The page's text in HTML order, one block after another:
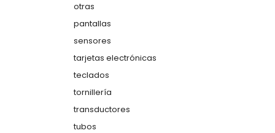
otras
pantallas
sensores
tarjetas electrónicas
teclados
tornillería
transductores
tubos